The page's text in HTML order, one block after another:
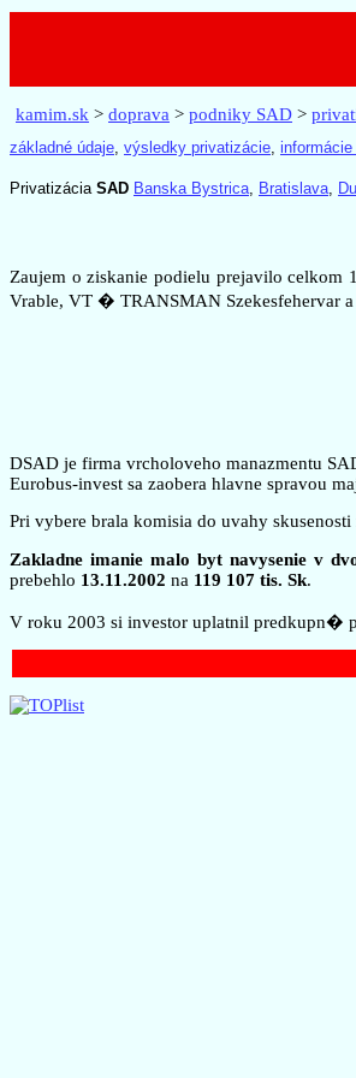
kamim.sk > doprava > podniky SAD >
základné údaje výsledky privatizácie
Privatizácia SAD Banska Bystrica Bratislava
Zaujem o ziskanie podielu prejavilo celkom
Vrable, VT � TRANSMAN Szekesfehervar
DSAD je firma vrcholoveho manazmentu
Eurobus-invest sa zaobera hlavne spravou
Pri vybere brala komisia do uvahy
Zakladne imanie malo byt navysenie v
prebehlo 13.11.2002 na 119 107 tis. Sk.
V roku 2003 si investor uplatnil